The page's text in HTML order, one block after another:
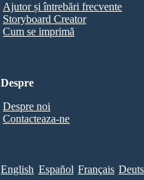
Ajutor și întrebări frecvente
Storyboard Creator
Cum se imprimă
Despre
Despre noi
Contacteaza-ne
English Español Français